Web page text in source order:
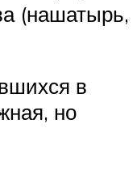
(нашатырь,
в
но